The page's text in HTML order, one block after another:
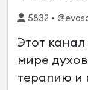
5832 •
Этот
мире
терапию и